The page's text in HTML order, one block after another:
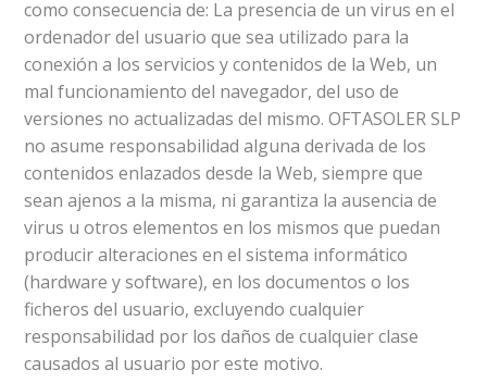
como consecuencia de: La presencia de un virus en el
ordenador del usuario que sea utilizado para la
conexión a los servicios y contenidos de la Web, un
mal funcionamiento del navegador, del uso de
versiones no actualizadas del mismo. OFTASOLER SLP
no asume responsabilidad alguna derivada de los
contenidos enlazados desde la Web, siempre que
sean ajenos a la misma, ni garantiza la ausencia de
virus u otros elementos en los mismos que puedan
producir alteraciones en el sistema informático
(hardware y software), en los documentos o los
ficheros del usuario, excluyendo cualquier
responsabilidad por los daños de cualquier clase
causados al usuario por este motivo.